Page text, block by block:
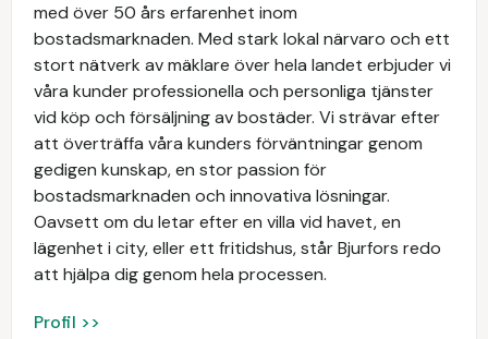
med över 50 års erfarenhet inom
bostadsmarknaden. Med stark lokal närvaro och ett
stort nätverk av mäklare över hela landet erbjuder vi
våra kunder professionella och personliga tjänster
vid köp och försäljning av bostäder. Vi strävar efter
att överträffa våra kunders förväntningar genom
gedigen kunskap, en stor passion för
bostadsmarknaden och innovativa lösningar.
Oavsett om du letar efter en villa vid havet, en
lägenhet i city, eller ett fritidshus, står Bjurfors redo
att hjälpa dig genom hela processen.
Profil >>